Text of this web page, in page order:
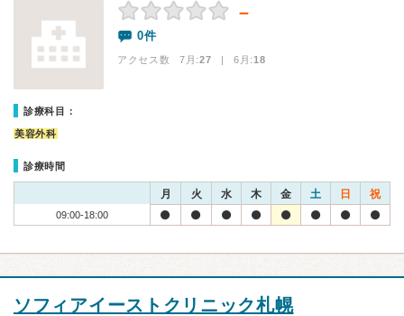
－
0件
アクセス数 7月:27 | 6月:18
診療科目：
美容外科
診療時間
月 火 水 木 金 土 日 祝
09:00-18:00
ソフィアイーストクリニック札幌